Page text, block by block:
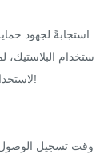
استجابةً لجهود
ستخدام البلاستيك،